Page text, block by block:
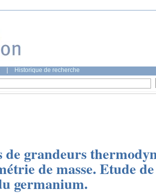
Historique de recherche
de grandeurs
de masse. Etude
germanium.